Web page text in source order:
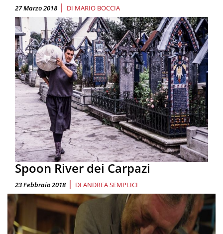
27 Marzo 2018 | DI MARIO BOCCIA
Spoon River dei Carpazi
23 Febbraio 2018 | DI ANDREA SEMPLICI